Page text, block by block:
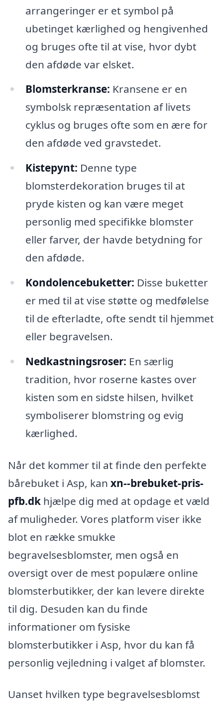
arrangeringer er et symbol på
ubetinget kærlighed og hengivenhed
og bruges ofte til at vise, hvor dybt
den afdøde var elsket.
Blomsterkranse: Kransene er en
symbolsk repræsentation af livets
cyklus og bruges ofte som en ære for
den afdøde ved gravstedet.
Kistepynt: Denne type
blomsterdekoration bruges til at
pryde kisten og kan være meget
personlig med specifikke blomster
eller farver, der havde betydning for
den afdøde.
Kondolencebuketter: Disse buketter
er med til at vise støtte og medfølelse
til de efterladte, ofte sendt til hjemmet
eller begravelsen.
Nedkastningsroser: En særlig
tradition, hvor roserne kastes over
kisten som en sidste hilsen, hvilket
symboliserer blomstring og evig
kærlighed.
Når det kommer til at finde den perfekte
bårebuket i Asp, kan xn--brebuket-pris-
pfb.dk hjælpe dig med at opdage et væld
af muligheder. Vores platform viser ikke
blot en række smukke
begravelsesblomster, men også en
oversigt over de mest populære online
blomsterbutikker, der kan levere direkte
til dig. Desuden kan du finde
informationer om fysiske
blomsterbutikker i Asp, hvor du kan få
personlig vejledning i valget af blomster.
Uanset hvilken type begravelsesblomst